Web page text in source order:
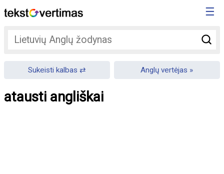
☰
Sukeisti kalbas Anglų vertėjas
atausti angliškai